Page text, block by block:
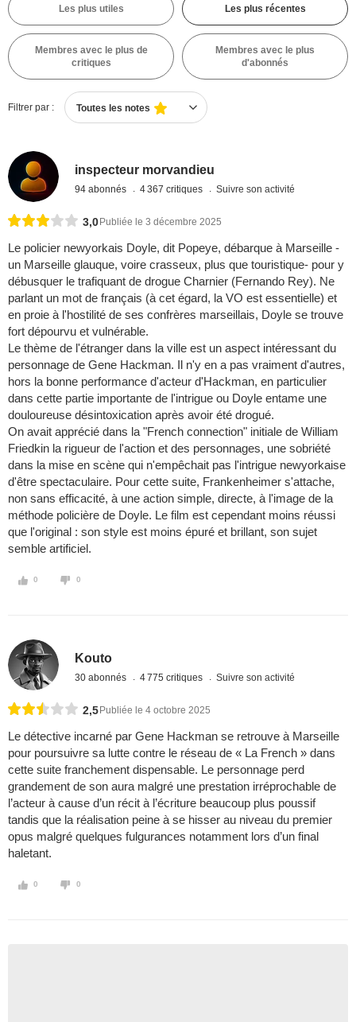
Les plus utiles Les plus récentes
Membres avec le plus de
critiques
Membres avec le plus
d'abonnés
Filtrer par : Toutes les notes
inspecteur morvandieu
94 abonnés 4 367 critiques Suivre son activité
3,0 Publiée le 3 décembre 2025
Le policier newyorkais Doyle, dit Popeye, débarque à Marseille -
un Marseille glauque, voire crasseux, plus que touristique- pour y
débusquer le trafiquant de drogue Charnier (Fernando Rey). Ne
parlant un mot de français (à cet égard, la VO est essentielle) et
en proie à l'hostilité de ses confrères marseillais, Doyle se trouve
fort dépourvu et vulnérable.
Le thème de l'étranger dans la ville est un aspect intéressant du
personnage de Gene Hackman. Il n'y en a pas vraiment d'autres,
hors la bonne performance d'acteur d'Hackman, en particulier
dans cette partie importante de l'intrigue ou Doyle entame une
douloureuse désintoxication après avoir été drogué.
On avait apprécié dans la "French connection" initiale de William
Friedkin la rigueur de l'action et des personnages, une sobriété
dans la mise en scène qui n'empêchait pas l'intrigue newyorkaise
d'être spectaculaire. Pour cette suite, Frankenheimer s'attache,
non sans efficacité, à une action simple, directe, à l'image de la
méthode policière de Doyle. Le film est cependant moins réussi
que l'original : son style est moins épuré et brillant, son sujet
semble artificiel.
0 0
Kouto
30 abonnés 4 775 critiques Suivre son activité
2,5 Publiée le 4 octobre 2025
Le détective incarné par Gene Hackman se retrouve à Marseille
pour poursuivre sa lutte contre le réseau de « La French » dans
cette suite franchement dispensable. Le personnage perd
grandement de son aura malgré une prestation irréprochable de
l’acteur à cause d’un récit à l’écriture beaucoup plus poussif
tandis que la réalisation peine à se hisser au niveau du premier
opus malgré quelques fulgurances notamment lors d’un final
haletant.
0 0